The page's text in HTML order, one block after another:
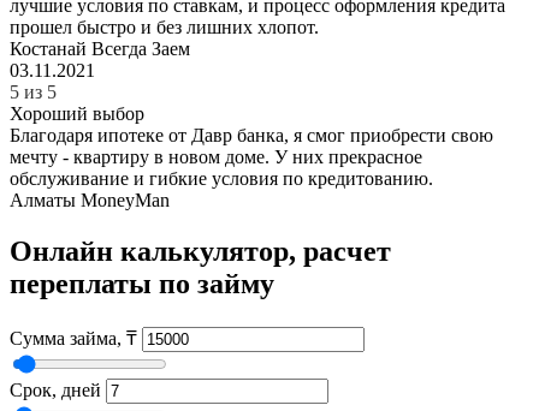
лучшие условия по ставкам, и процесс оформления кредита
прошел быстро и без лишних хлопот.
Костанай Всегда Заем
03.11.2021
5 из 5
Хороший выбор
Благодаря ипотеке от Давр банка, я смог приобрести свою
мечту - квартиру в новом доме. У них прекрасное
обслуживание и гибкие условия по кредитованию.
Алматы MoneyMan
Онлайн калькулятор, расчет
переплаты по займу
Сумма займа, ₸
Срок, дней